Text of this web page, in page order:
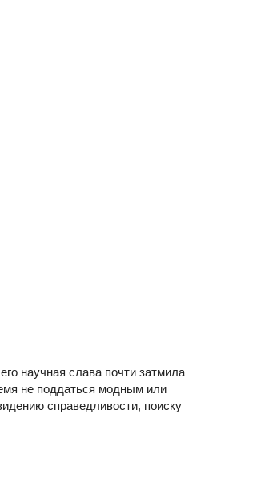
научная слава почти затмила
не поддаться модным или
справедливости, поиску